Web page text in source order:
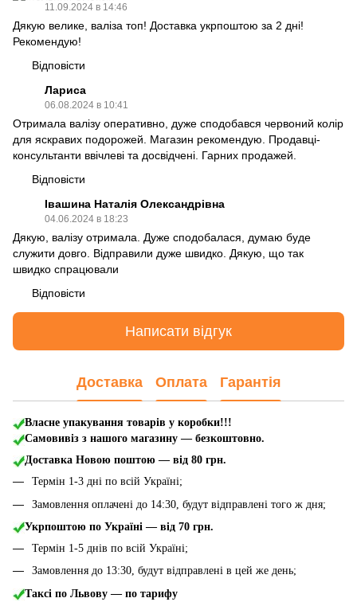
11.09.2024 в 14:46
Дякую велике, валіза топ! Доставка укрпоштою за 2 дні!
Рекомендую!
Відповісти
Лариса
06.08.2024 в 10:41
Отримала валізу оперативно, дуже сподобався червоний колір
для яскравих подорожей. Магазин рекомендую. Продавці-
консультанти ввічлеві та досвідчені. Гарних продажей.
Відповісти
Івашина Наталія Олександрівна
04.06.2024 в 18:23
Дякую, валізу отримала. Дуже сподобалася, думаю буде
служити довго. Відправили дуже швидко. Дякую, що так
швидко спрацювали
Відповісти
Написати відгук
Доставка Оплата Гарантія
Власне упакування товарів у коробки!!!
Самовивіз з нашого магазину — безкоштовно.
Доставка Новою поштою — від 80 грн.
Термін 1-3 дні по всій Україні;
Замовлення оплачені до 14:30, будут відправлені того ж дня;
Укрпоштою по Україні — від 70 грн.
Термін 1-5 днів по всій Україні;
Замовлення до 13:30, будут відправлені в цей же день;
Таксі по Львову — по тарифу